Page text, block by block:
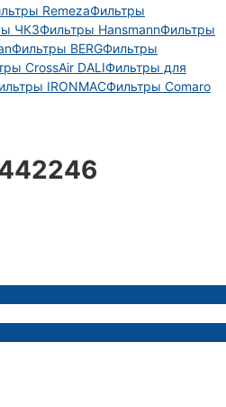
RemezaФильтры
ЧКЗФильтры HansmannФильтры
Фильтры BERGФильтры
CrossAir DALIФильтры для
IRONMACФильтры Comaro